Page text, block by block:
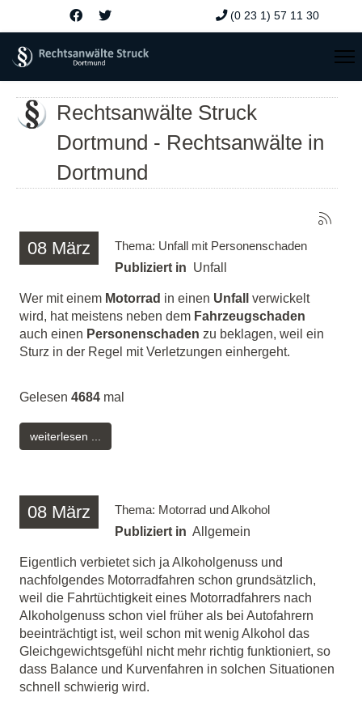
(0 23 1) 57 11 30
Rechtsanwälte Struck
Dortmund - Rechtsanwälte in
Dortmund
08 März
Thema: Unfall mit Personenschaden
Publiziert in Unfall
Wer mit einem Motorrad in einen Unfall
verwickelt
wird, hat meistens neben dem Fahrzeugschaden
auch einen Personenschaden zu beklagen, weil ein
Sturz in der Regel mit Verletzungen einhergeht.
Gelesen 4684 mal
weiterlesen ...
08 März
Thema: Motorrad und Alkohol
Publiziert in Allgemein
Eigentlich verbietet sich ja Alkoholgenuss und
nachfolgendes Motorradfahren schon grundsätzlich,
weil die Fahrtüchtigkeit eines Motorradfahrers nach
Alkoholgenuss schon viel früher als bei Autofahrern
beeinträchtigt ist, weil schon mit wenig Alkohol das
Gleichgewichtsgefühl nicht mehr richtig funktioniert, so
dass Balance und Kurvenfahren in solchen Situationen
schnell schwierig wird.